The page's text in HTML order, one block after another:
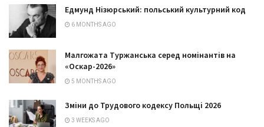
Едмунд Нізюрський: польський культурний код
6 MONTHS AGO
Малгожата Туржанська серед номінантів на
«Оскар-2026»
5 MONTHS AGO
Зміни до Трудового кодексу Польщі 2026
3 WEEKS AGO